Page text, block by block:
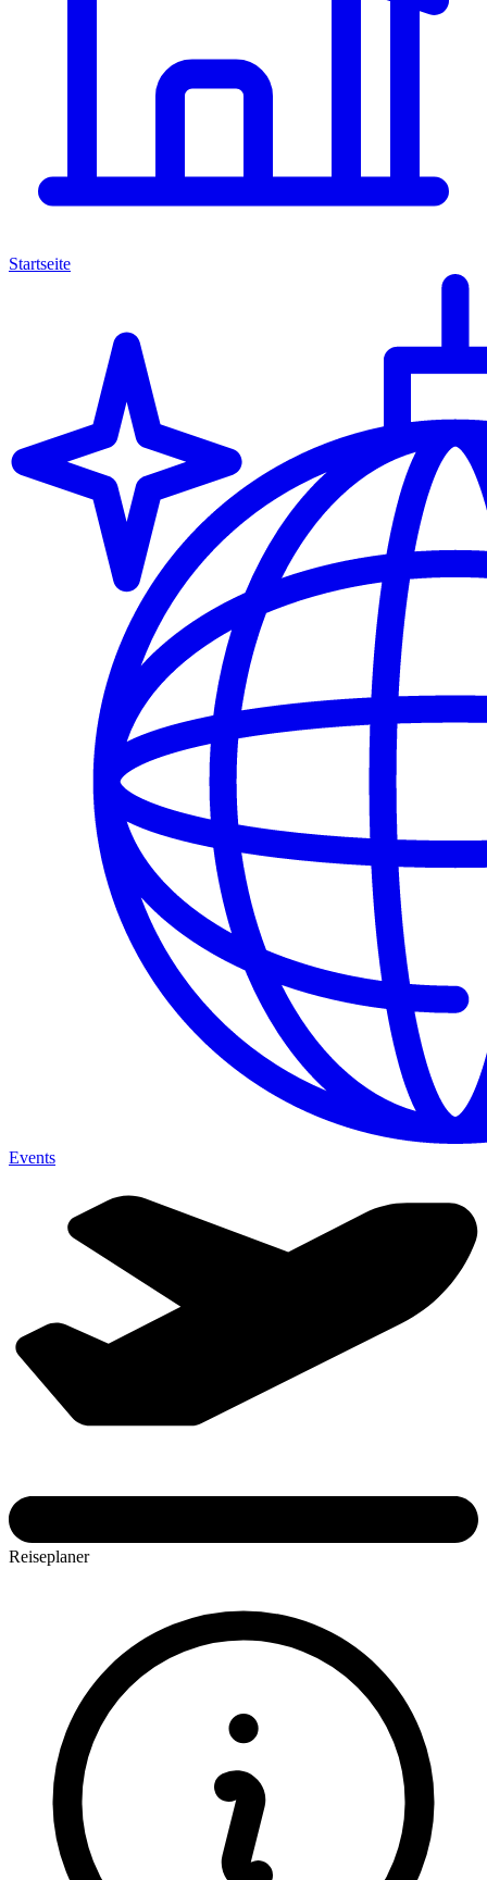
Startseite
Events
Reiseplaner